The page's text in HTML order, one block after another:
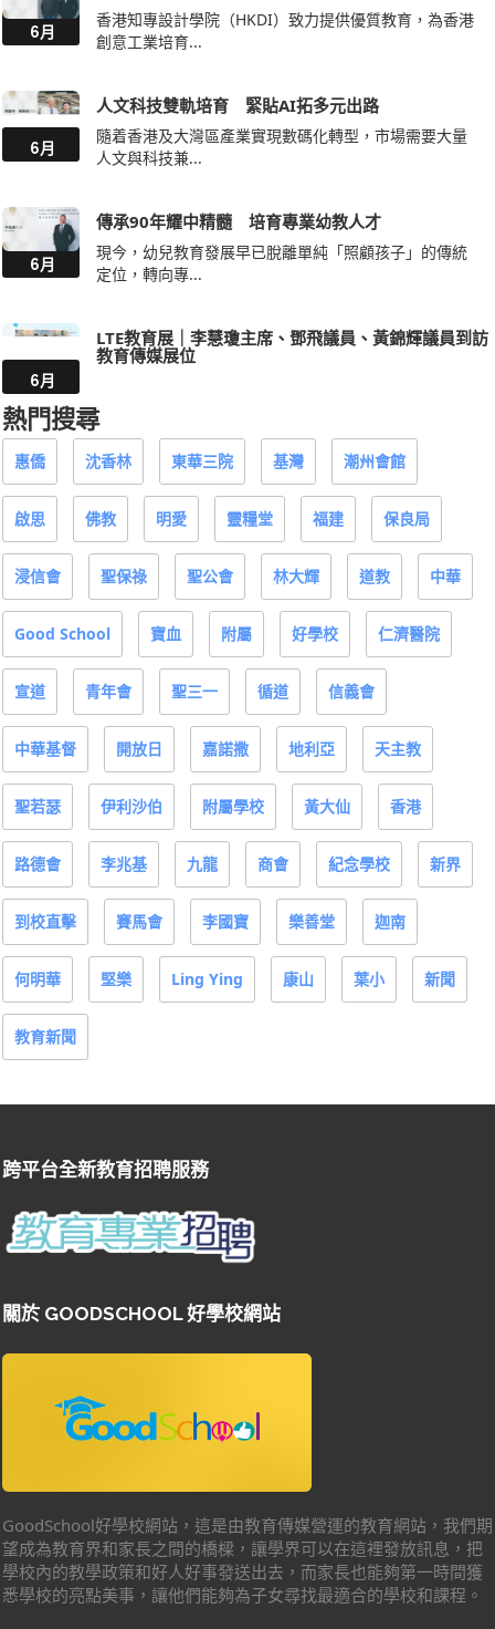
6月
香港知專設計學院（HKDI）致力提供優質教育，為香港
創意工業培育...
6月
人文科技雙軌培育 緊貼AI拓多元出路
隨着香港及大灣區產業實現數碼化轉型，市場需要大量
人文與科技兼...
6月
傳承90年耀中精髓 培育專業幼教人才
現今，幼兒教育發展早已脫離單純「照顧孩子」的傳統
定位，轉向專...
6月
LTE教育展｜李慧瓊主席、鄧飛議員、黃錦輝議員到訪
教育傳媒展位
熱門搜尋
惠僑 沈香林 東華三院 基灣 潮州會館
啟思 佛教 明愛 靈糧堂 福建 保良局
浸信會 聖保祿 聖公會 林大輝 道教 中華
Good School 寶血 附屬 好學校 仁濟醫院
宣道 青年會 聖三一 循道 信義會
中華基督 開放日 嘉諾撒 地利亞 天主教
聖若瑟 伊利沙伯 附屬學校 黃大仙 香港
路德會 李兆基 九龍 商會 紀念學校 新界
到校直擊 賽馬會 李國寶 樂善堂 迦南
何明華 堅樂 Ling Ying 康山 葉小 新聞
教育新聞
跨平台全新教育招聘服務
關於 GOODSCHOOL 好學校網站
GoodSchool好學校網站，這是由教育傳媒營運的教育網站，我們期
望成為教育界和家長之間的橋樑，讓學界可以在這裡發放訊息，把
學校內的教學政策和好人好事發送出去，而家長也能夠第一時間獲
悉學校的亮點美事，讓他們能夠為子女尋找最適合的學校和課程。